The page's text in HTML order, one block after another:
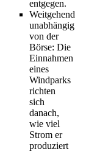
entgegen.
Weitgehend
unabhängig
von der
Börse: Die
Einnahmen
eines
Windparks
richten
sich
danach,
wie viel
Strom er
produziert